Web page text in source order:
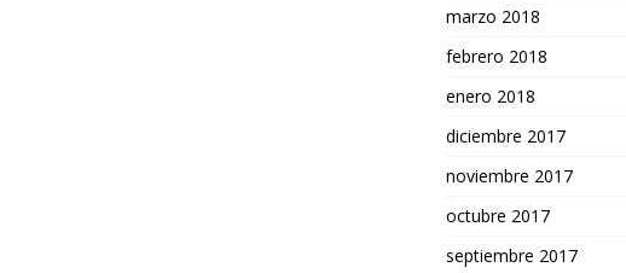
marzo 2018
febrero 2018
enero 2018
diciembre 2017
noviembre 2017
octubre 2017
septiembre 2017